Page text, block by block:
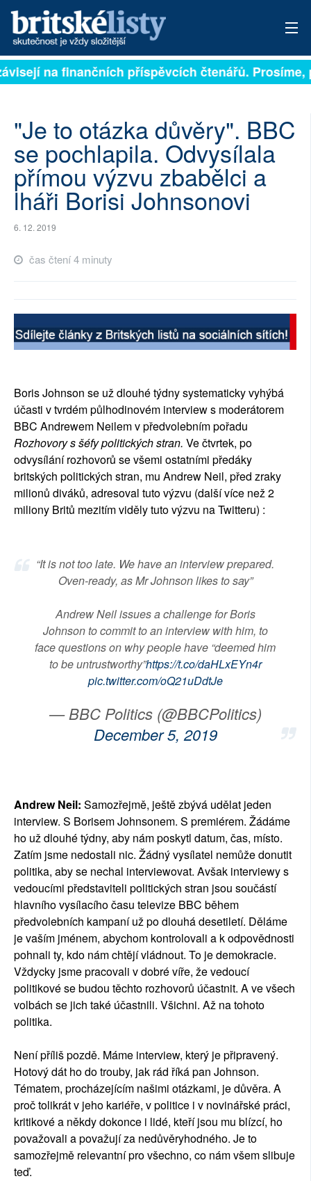
PŘIHLÁSIT
ARCHIV
ROZHOVORY
TÉMATA
NEJČTENĚJŠÍ ZA 7 DNÍ
AUTOŘI
SOCIÁLNÍ SÍTĚ
PLNÁ VERZE STRÁNEK
na finančních příspěvcích čtenářů. Prosíme,
"Je to otázka důvěry". BBC
se pochlapila. Odvysílala
přímou výzvu zbabělci a
lháři Borisi Johnsonovi
6. 12. 2019
čas čtení 4 minuty
Boris Johnson se už dlouhé týdny systematicky vyhýbá
účasti v tvrdém půlhodinovém interview s moderátorem
BBC Andrewem Neilem v předvolebním pořadu
Rozhovory s šéfy politických stran. Ve čtvrtek, po
odvysílání rozhovorů se všemi ostatními předáky
britských politických stran, mu Andrew Neil, před zraky
milionů diváků, adresoval tuto výzvu (další více než 2
miliony Britů mezitím viděly tuto výzvu na Twitteru) :
“It is not too late. We have an interview prepared.
Oven-ready, as Mr Johnson likes to say”
Andrew Neil issues a challenge for Boris
Johnson to commit to an interview with him, to
face questions on why people have “deemed him
to be untrustworthy”https://t.co/daHLxEYn4r
pic.twitter.com/oQ21uDdtJe
— BBC Politics (@BBCPolitics)
December 5, 2019
Andrew Neil: Samozřejmě, ještě zbývá udělat jeden
interview. S Borisem Johnsonem. S premiérem. Žádáme
ho už dlouhé týdny, aby nám poskytl datum, čas, místo.
Zatím jsme nedostali nic. Žádný vysílatel nemůže donutit
politika, aby se nechal interviewovat. Avšak interviewy s
vedoucími představiteli politických stran jsou součástí
hlavního vysílacího času televize BBC během
předvolebních kampaní už po dlouhá desetiletí. Děláme
je vaším jménem, abychom kontrolovali a k odpovědnosti
pohnali ty, kdo nám chtějí vládnout. To je demokracie.
Vždycky jsme pracovali v dobré víře, že vedoucí
politikové se budou těchto rozhovorů účastnit. A ve všech
volbách se jich také účastnili. Všichni. Až na tohoto
politika.
Není příliš pozdě. Máme interview, který je připravený.
Hotový dát ho do trouby, jak rád říká pan Johnson.
Tématem, procházejícím našimi otázkami, je důvěra. A
proč tolikrát v jeho kariéře, v politice i v novinářské práci,
kritikové a někdy dokonce i lidé, kteří jsou mu blízcí, ho
považovali a považují za nedůvěryhodného. Je to
samozřejmě relevantní pro všechno, co nám všem slibuje
teď.